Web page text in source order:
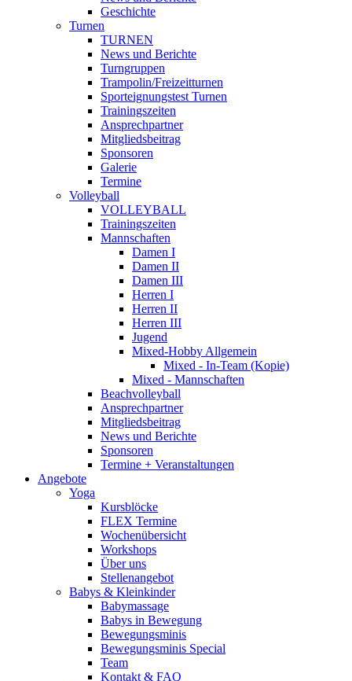
Geschichte
Turnen
TURNEN
News und Berichte
Turngruppen
Trampolin/Freizeitturnen
Sporteignungstest Turnen
Trainingszeiten
Ansprechpartner
Mitgliedsbeitrag
Sponsoren
Galerie
Termine
Volleyball
VOLLEYBALL
Trainingszeiten
Mannschaften
Damen I
Damen II
Damen III
Herren I
Herren II
Herren III
Jugend
Mixed-Hobby Allgemein
Mixed - In-Team (Kopie)
Mixed - Mannschaften
Beachvolleyball
Ansprechpartner
Mitgliedsbeitrag
News und Berichte
Sponsoren
Termine + Veranstaltungen
Angebote
Yoga
Kursblöcke
FLEX Termine
Wochenübersicht
Workshops
Über uns
Stellenangebot
Babys & Kleinkinder
Babymassage
Babys in Bewegung
Bewegungsminis
Bewegungsminis Special
Team
Kontakt & FAQ